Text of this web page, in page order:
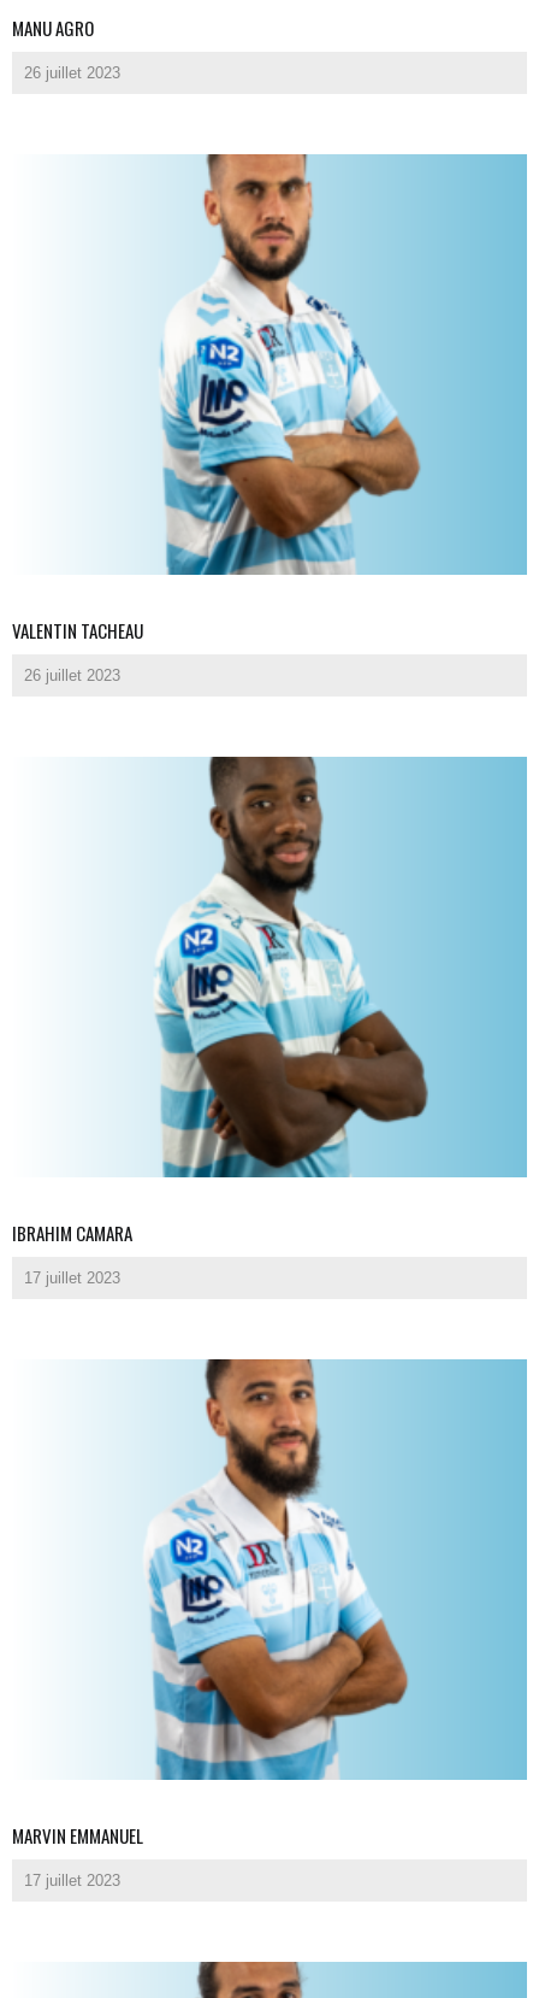
MANU AGRO
26 juillet 2023
VALENTIN TACHEAU
26 juillet 2023
IBRAHIM CAMARA
17 juillet 2023
MARVIN EMMANUEL
17 juillet 2023